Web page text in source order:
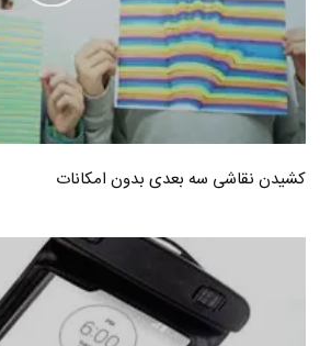
کشیدن نقاشی سه بعدی بدون امکانات